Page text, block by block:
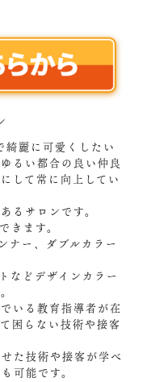
麗に可愛くしたい
るい都合の良い仲良
して常に向上してい
るサロンです。
きます。
ナー、ダブルカラー
などデザインカラー
いる教育指導者が在
困らない技術や接客
た技術や接客が学べ
可能です。